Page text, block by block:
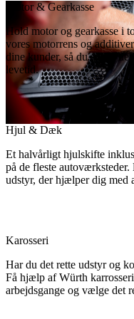
Motor & Gearkasse
Hold motor og gearkasse i
vores motorrens og
dine kunder, så du sikrer
levetid.
Hjul & Dæk
Et halvårligt hjulskifte
på de fleste
udstyr, der hjælper dig med
Karosseri
Har du det rette udstyr og
Få hjælp af Würth
arbejdsgange og vælge det